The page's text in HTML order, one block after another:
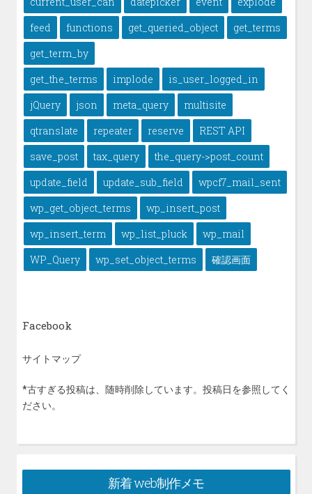
feed
functions get_queried_object
get_terms
get_term_by
get_the_terms
implode
is_user_logged_in
jQuery
json meta_query
multisite
qtranslate
repeater reserve
REST API
save_post
tax_query
the_query->post_count
update_field
update_sub_field
wpcf7_mail_sent
wp_get_object_terms
wp_insert_post
wp_insert_term
wp_list_pluck
wp_mail
WP_Query
wp_set_object_terms 確認画面
Facebook
サイトマップ
*古すぎる投稿は、随時削除しています。投稿日を参照してく
ださい。
新着 web制作メモ